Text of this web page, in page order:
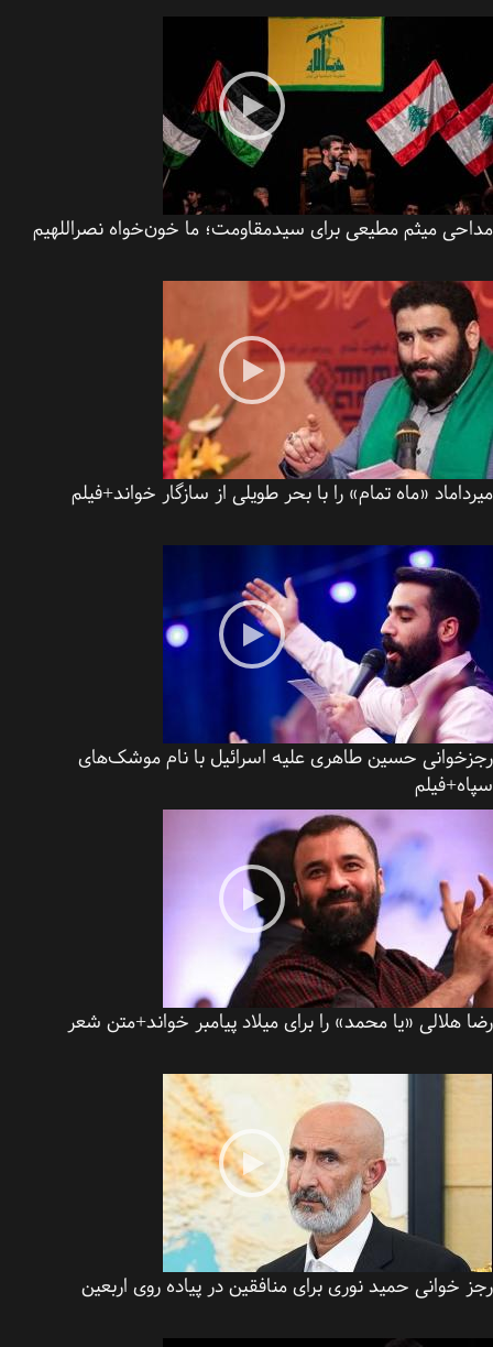
میثم مطیعی برای سیدمقاومت؛ ما خون‌خواه نصراللهیم
«ماه تمام» را با بحر طویلی از سازگار خواند+فیلم
حسین طاهری علیه اسرائیل با نام موشک‌های
هلالی «یا محمد» را برای میلاد پیامبر خواند+متن شعر
خوانی حمید نوری برای منافقین در پیاده روی اربعین